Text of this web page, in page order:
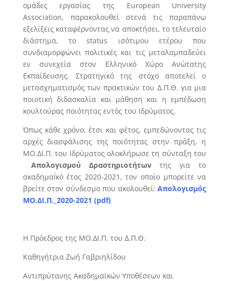
ομάδες εργασίας της European University
Association, παρακολουθεί στενά τις παραπάνω
εξελίξεις καταφέρνοντας να αποκτήσει, το τελευταίο
διάστημα, το status ισότιμου ετέρου που
συνδιαμορφώνει πολιτικές και τις μεταλαμπαδεύει
εν συνεχεία στον Ελληνικό Χώρο Ανώτατης
Εκπαίδευσης. Στρατηγικό της στόχο αποτελεί ο
μετασχηματισμός των πρακτικών του Δ.Π.Θ. για μια
ποιοτική διδασκαλία και μάθηση και η εμπέδωση
κουλτούρας ποιότητας εντός του Ιδρύματος.
Όπως κάθε χρόνο, έτσι και φέτος, εμπεδώνοντας τις
αρχές διασφάλισης της ποιότητας στην πράξη, η
ΜΟ.ΔΙ.Π. του Ιδρύματος ολοκλήρωσε τη σύνταξη του
Απολογισμού Δραστηριοτήτωντης για το
ακαδημαΪκό έτος 2020-2021, τον οποίο μπορείτε να
βρείτε στον σύνδεσμο που ακολουθεί:Απολογισμός
ΜΟ.ΔΙ.Π._2020-2021 (pdf)
Η Πρόεδρος της ΜΟ.ΔΙ.Π. του Δ.Π.Θ.
Καθηγήτρια Ζωή Γαβριηλίδου
Αντιπρύτανης Ακαδημαϊκών Υποθέσεων και